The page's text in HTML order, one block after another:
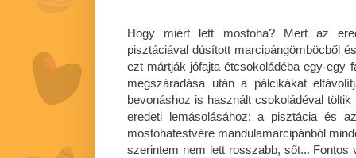
Hogy miért lett mostoha? Mert az
pisztáciával dúsított marcipángömböcből
ezt mártják jófajta étcsokoládéba egy-egy
megszáradása után a pálcikákat
bevonáshoz is használt csokoládéval
eredeti lemásolásához: a pisztácia és
mostohatestvére mandulamarcipánból
szerintem nem lett rosszabb, sőt...